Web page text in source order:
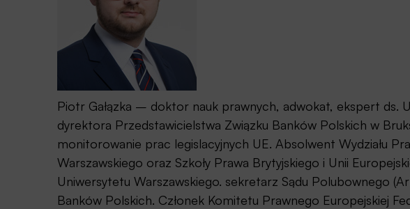
Piotr Gałązka – doktor nauk prawnych, adwokat, ekspert ds.
dyrektora Przedstawicielstwa Związku Banków Polskich w
monitorowanie prac legislacyjnych UE. Absolwent Wydziału
Warszawskiego oraz Szkoły Prawa Brytyjskiego i Unii
Uniwersytetu Warszawskiego. sekretarz Sądu Polubownego
Banków Polskich. Członek Komitetu Prawnego Europejskiej